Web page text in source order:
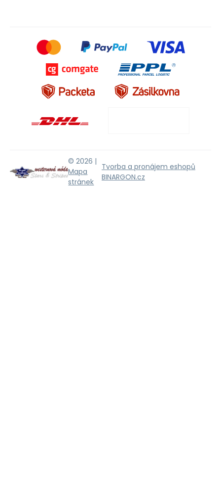
© 2026 |
Mapa
stránek
Tvorba a pronájem eshopů
BINARGON.cz